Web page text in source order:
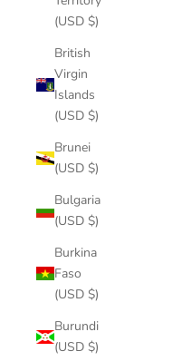
(USD $)
British
Virgin
Islands
(USD $)
Brunei
(USD $)
Bulgaria
(USD $)
Burkina
Faso
(USD $)
Burundi
(USD $)